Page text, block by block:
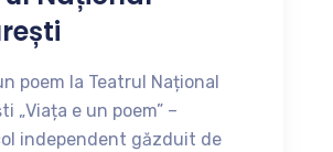
poem la Teatrul Național
„Viața e un poem” –
independent găzduit de